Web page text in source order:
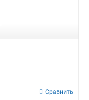
Сравнить